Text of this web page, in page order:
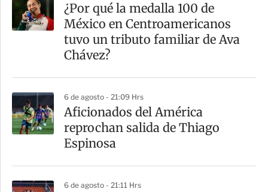
¿Por qué la medalla 100 de
México en Centroamericanos
tuvo un tributo familiar de Ava
Chávez?
6 de agosto - 21:09 Hrs
Aficionados del América
reprochan salida de Thiago
Espinosa
6 de agosto - 21:11 Hrs